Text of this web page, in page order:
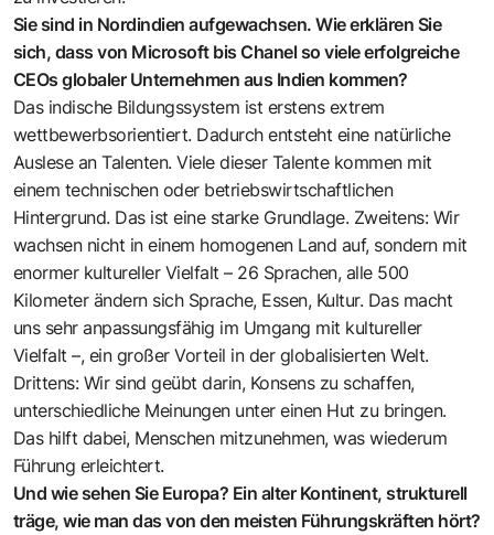
Sie sind in Nordindien aufgewachsen. Wie erklären Sie
sich, dass von Microsoft bis Chanel so viele erfolgreiche
CEOs globaler Unternehmen aus Indien kommen?
Das indische Bildungssystem ist erstens extrem
wettbewerbsorientiert. Dadurch entsteht eine natürliche
Auslese an Talenten. Viele dieser Talente kommen mit
einem technischen oder betriebswirtschaftlichen
Hintergrund. Das ist eine starke Grundlage. Zweitens: Wir
wachsen nicht in einem homogenen Land auf, sondern mit
enormer kultureller Vielfalt – 26 Sprachen, alle 500
Kilometer ändern sich Sprache, Essen, Kultur. Das macht
uns sehr anpassungsfähig im Umgang mit kultureller
Vielfalt –, ein großer Vorteil in der globalisierten Welt.
Drittens: Wir sind geübt darin, Konsens zu schaffen,
unterschiedliche Meinungen unter einen Hut zu bringen.
Das hilft dabei, Menschen mitzunehmen, was wiederum
Führung erleichtert.
Und wie sehen Sie Europa? Ein alter Kontinent, strukturell
träge, wie man das von den meisten Führungskräften hört?